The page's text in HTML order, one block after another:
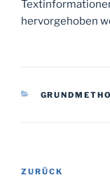
hervorgehoben
KATEGORIEN
Vorheriger
ZURÜCK